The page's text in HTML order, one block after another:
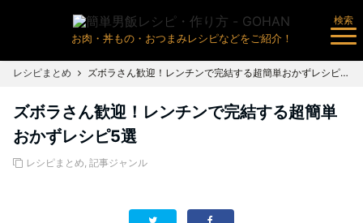
お肉・丼もの・おつまみレシピなどをご紹介！
検索
レシピまとめ ズボラさん歓迎！レンチンで完結する超簡単おかずレシピ5選
ズボラさん歓迎！レンチンで完結する超簡単
おかずレシピ5選
レシピまとめ, 記事ジャンル